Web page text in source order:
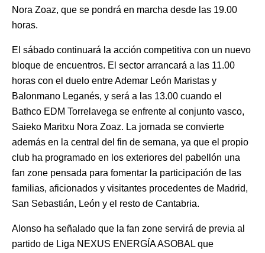
Nora Zoaz, que se pondrá en marcha desde las 19.00
horas.
El sábado continuará la acción competitiva con un nuevo
bloque de encuentros. El sector arrancará a las 11.00
horas con el duelo entre Ademar León Maristas y
Balonmano Leganés, y será a las 13.00 cuando el
Bathco EDM Torrelavega se enfrente al conjunto vasco,
Saieko Maritxu Nora Zoaz. La jornada se convierte
además en la central del fin de semana, ya que el propio
club ha programado en los exteriores del pabellón una
fan zone pensada para fomentar la participación de las
familias, aficionados y visitantes procedentes de Madrid,
San Sebastián, León y el resto de Cantabria.
Alonso ha señalado que la fan zone servirá de previa al
partido de Liga NEXUS ENERGÍA ASOBAL que